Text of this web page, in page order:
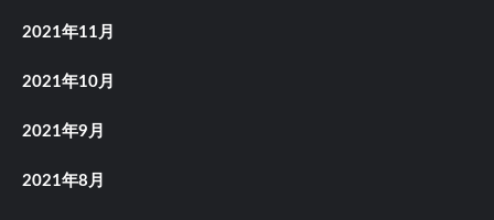
2021年11月
2021年10月
2021年9月
2021年8月